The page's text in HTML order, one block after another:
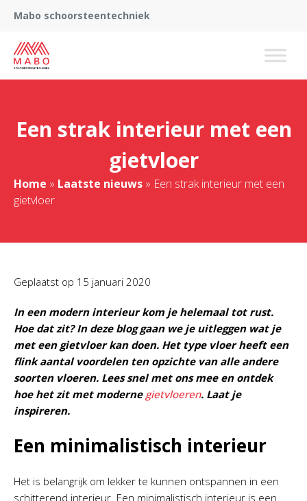
Mabo schoorsteentechniek
Een strak interieur met een
gietvloer
Home » Laatste nieuws » Een strak interieur met een
gietvloer
Geplaatst op 15 januari 2020
In een modern interieur kom je helemaal tot rust.
Hoe dat zit? In deze blog gaan we je uitleggen wat je
met een gietvloer kan doen. Het type vloer heeft een
flink aantal voordelen ten opzichte van alle andere
soorten vloeren. Lees snel met ons mee en ontdek
hoe het zit met moderne gietvloeren. Laat je
inspireren.
Een minimalistisch interieur
Het is belangrijk om lekker te kunnen ontspannen in een
schitterend interieur. Een minimalistisch interieur is een